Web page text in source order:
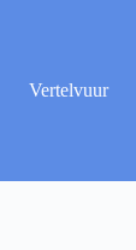
Vertelvuur